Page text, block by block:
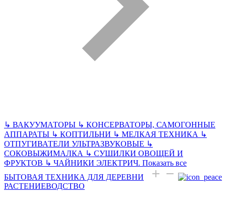
↳ ВАКУУМАТОРЫ ↳ КОНСЕРВАТОРЫ, САМОГОННЫЕ
АППАРАТЫ ↳ КОПТИЛЬНИ ↳ МЕЛКАЯ ТЕХНИКА ↳
ОТПУГИВАТЕЛИ УЛЬТРАЗВУКОВЫЕ ↳
СОКОВЫЖИМАЛКА ↳ СУШИЛКИ ОВОЩЕЙ И
ФРУКТОВ ↳ ЧАЙНИКИ ЭЛЕКТРИЧ. Показать все
БЫТОВАЯ ТЕХНИКА ДЛЯ ДЕРЕВНИ
РАСТЕНИЕВОДСТВО